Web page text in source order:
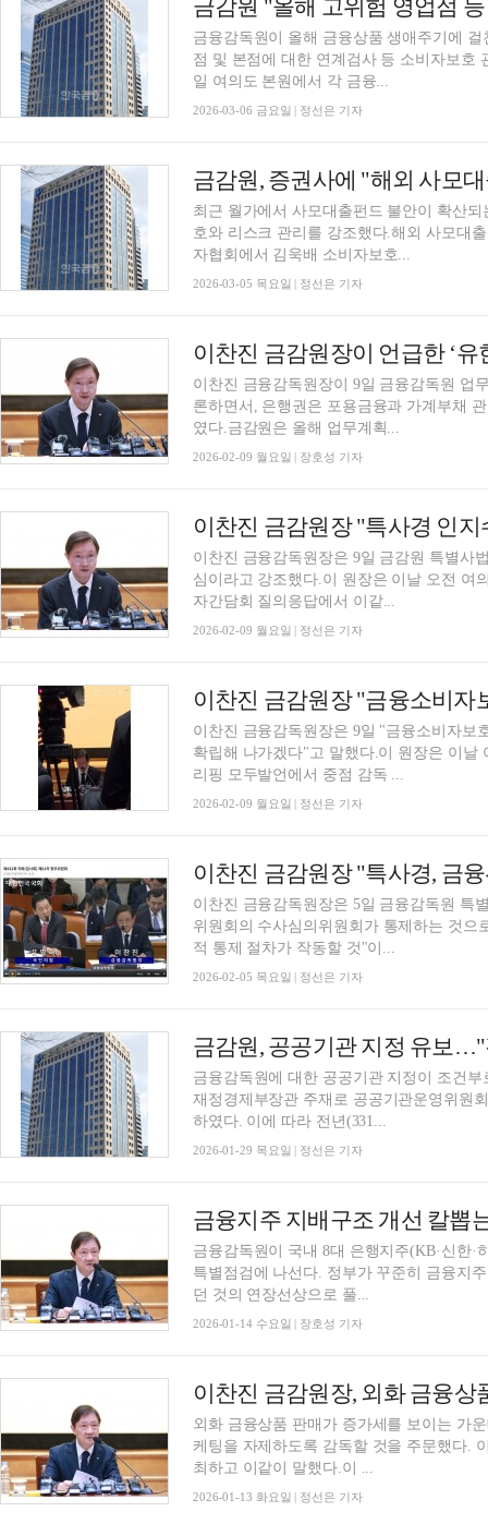
금융감독원이 올해 금융상품 생애주기에
점 및 본점에 대한 연계검사 등 소비자보호
일 여의도 본원에서 각 금융...
2026-03-06 금요일 | 정선은 기자
금감원, 증권사에 "해외 사모
최근 월가에서 사모대출펀드 불안이 확산
호와 리스크 관리를 강조했다.해외 사모대
자협회에서 김욱배 소비자보호...
2026-03-05 목요일 | 정선은 기자
이찬진 금융감독원장이 9일 금융감독원 업
론하면서, 은행권은 포용금융과 가계부채
였다.금감원은 올해 업무계획...
2026-02-09 월요일 | 장호성 기자
이찬진 금융감독원장은 9일 금감원 특별사
심이라고 강조했다.이 원장은 이날 오전 여
자간담회 질의응답에서 이같...
2026-02-09 월요일 | 정선은 기자
이찬진 금융감독원장은 9일 "금융소비자보
확립해 나가겠다"고 말했다.이 원장은 이날
리핑 모두발언에서 중점 감독 ...
2026-02-09 월요일 | 정선은 기자
이찬진 금감원장 "특사경, 금
이찬진 금융감독원장은 5일 금융감독원 특
위원회의 수사심의위원회가 통제하는 것
적 통제 절차가 작동할 것"이...
2026-02-05 목요일 | 정선은 기자
금감원, 공공기관 지정 유보
금융감독원에 대한 공공기관 지정이 조건
재정경제부장관 주재로 공공기관운영위원
하였다. 이에 따라 전년(331...
2026-01-29 목요일 | 정선은 기자
금융감독원이 국내 8대 은행지주(KB·신한·
특별점검에 나선다. 정부가 꾸준히 금융지
던 것의 연장선상으로 풀...
2026-01-14 수요일 | 장호성 기자
외화 금융상품 판매가 증가세를 보이는 가
케팅을 자제하도록 감독할 것을 주문했다.
최하고 이같이 말했다.이 ...
2026-01-13 화요일 | 정선은 기자